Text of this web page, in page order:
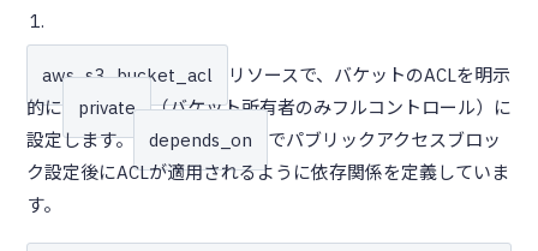
aws_s3_bucket_acl
リソースで、バケットのACLを明示
的に
private
（バケット所有者のみフルコントロール）に
設定します。
depends_on
でパブリックアクセスブロッ
ク設定後にACLが適用されるように依存関係を定義していま
す。